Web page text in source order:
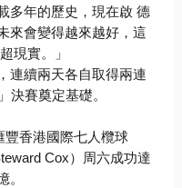
多年的歷史，現在啟 德
來會變得越來越好，這
現實。」
連續兩天各自取得兩連
決賽奠定基礎。
豐香港國際七人欖球
Cox）周六成功達
。